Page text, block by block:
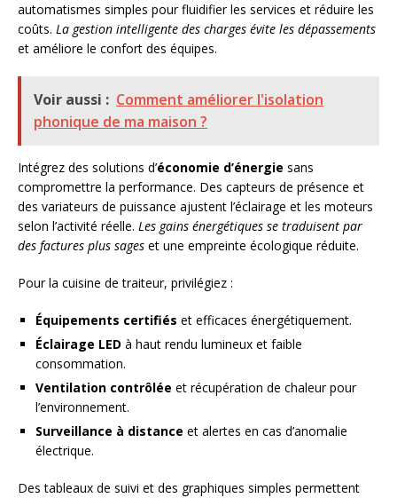
automatismes simples pour fluidifier les services et réduire les
coûts. La gestion intelligente des charges évite les dépassements
et améliore le confort des équipes.
Voir aussi : Comment améliorer l'isolation
phonique de ma maison ?
Intégrez des solutions d’économie d’énergie sans
compromettre la performance. Des capteurs de présence et
des variateurs de puissance ajustent l’éclairage et les moteurs
selon l’activité réelle. Les gains énergétiques se traduisent par
des factures plus sages et une empreinte écologique réduite.
Pour la cuisine de traiteur, privilégiez :
Équipements certifiés et efficaces énergétiquement.
Éclairage LED à haut rendu lumineux et faible
consommation.
Ventilation contrôlée et récupération de chaleur pour
l’environnement.
Surveillance à distance et alertes en cas d’anomalie
électrique.
Des tableaux de suivi et des graphiques simples permettent